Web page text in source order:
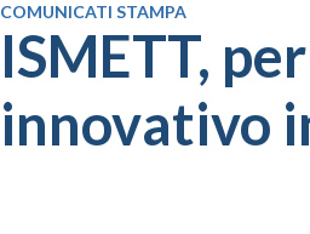
COMUNICATI STAMPA
ISMETT,
innovativo